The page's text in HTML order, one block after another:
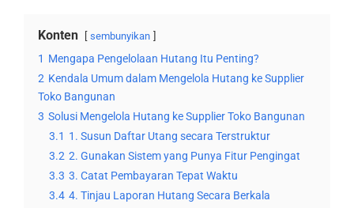
Konten sembunyikan
1 Mengapa Pengelolaan Hutang Itu Penting?
2 Kendala Umum dalam Mengelola Hutang ke Supplier
Toko Bangunan
3 Solusi Mengelola Hutang ke Supplier Toko Bangunan
3.1 1. Susun Daftar Utang secara Terstruktur
3.2 2. Gunakan Sistem yang Punya Fitur Pengingat
3.3 3. Catat Pembayaran Tepat Waktu
3.4 4. Tinjau Laporan Hutang Secara Berkala